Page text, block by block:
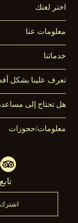
اختر لغتك
معلومات عنا
خدماتنا
تعرف علينا بشكل
هل تحتاج إلى
معلومات/حجوزات